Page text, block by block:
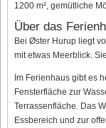
1200 m², gemütliche
Über das
Bei Øster Hurup liegt
mit etwas Meerblick.
Im Ferienhaus gibt es
Fensterfläche zur
Terrassenfläche. Das
Essbereich und zur